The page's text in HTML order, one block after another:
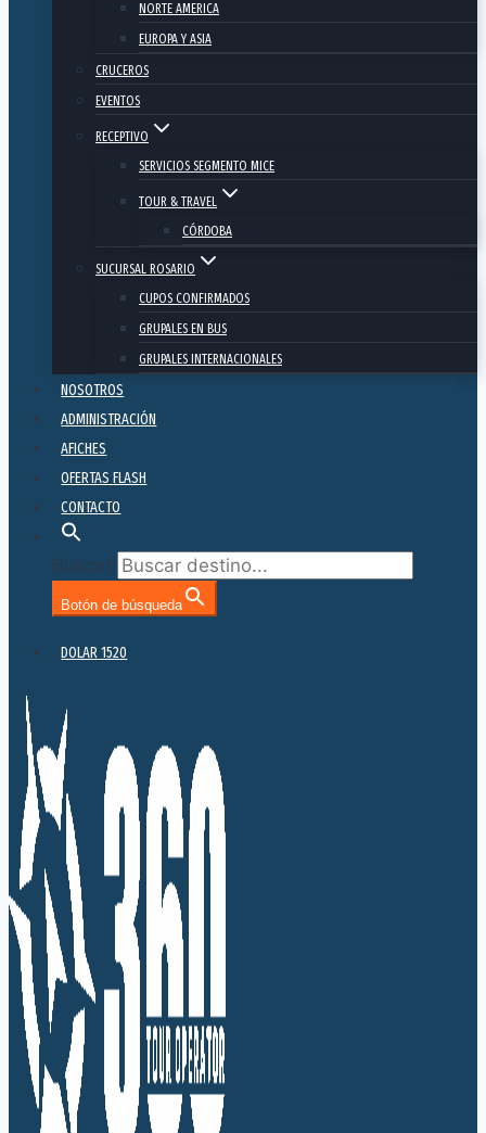
NORTE AMERICA
EUROPA Y ASIA
CRUCEROS
EVENTOS
RECEPTIVO
SERVICIOS SEGMENTO MICE
TOUR & TRAVEL
CÓRDOBA
SUCURSAL ROSARIO
CUPOS CONFIRMADOS
GRUPALES EN BUS
GRUPALES INTERNACIONALES
NOSOTROS
ADMINISTRACIÓN
AFICHES
OFERTAS FLASH
CONTACTO
Buscar:
Botón de búsqueda
DOLAR 1520